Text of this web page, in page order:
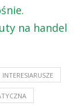
na handel
INTERESIARUSZE